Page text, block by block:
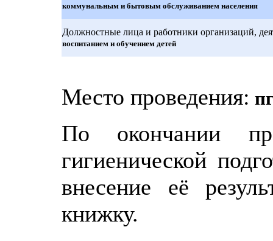
коммунальным и бытовым обслуживанием населения
Должностные лица и работники организаций,
воспитанием и обучением детей
Место проведения:
По окончании
гигиенической
внесение её
книжку.